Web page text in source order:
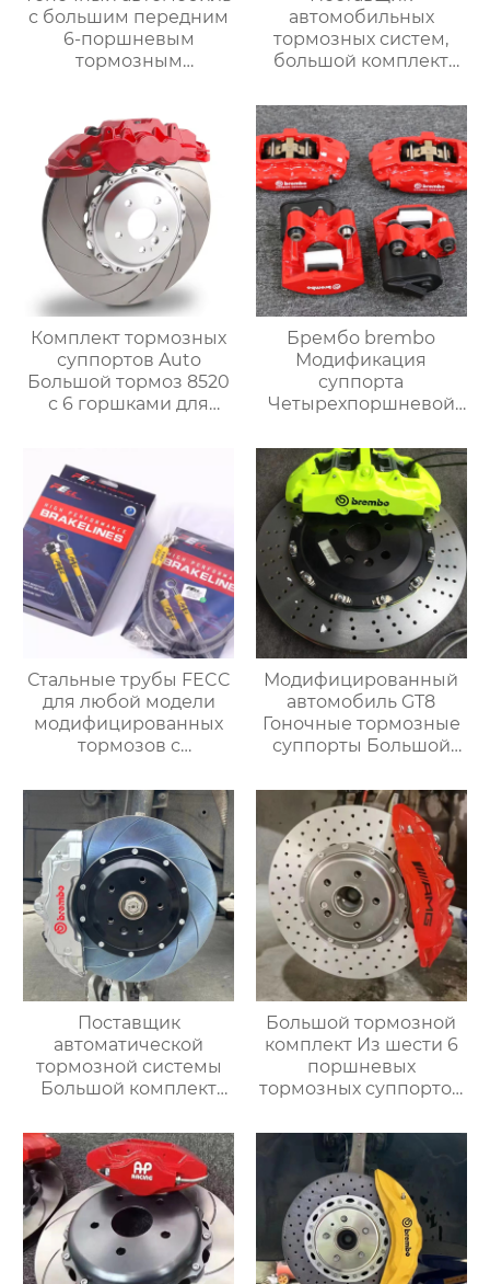
с большим передним
6-поршневым
тормозным
для Mercedes-Benz
GLE w166 w167 S450
S350 S600
автомобильных
тормозных систем,
большой комплект
задний тормозной
суппорт gt4 4pot,
подходит для Toyota,
Audi, Honda,
Volkswagen, Infiniti
Комплект тормозных
суппортов Auto
Большой тормоз 8520
с 6 горшками для
W212 W221 W220
W2222 W205 A-B-C
класса 1998-2022
Брембо brembo
Модификация
суппорта
Четырехпоршневой
колесо может быть
модифицировано
двойными
суппортами
электромеханический
суппорт
Стальные трубы FECC
для любой модели
модифицированных
тормозов с
трубок, модернизация
для повышения
эффективности
торможения
Модифицированный
автомобиль GT8
Гоночные тормозные
суппорты Большой
8-дюймовым
тормозным
суппортом для дисков
19 дюймов
Поставщик
автоматической
тормозной системы
Большой комплект
18Z с 6-дюймовым
передним и задним
тормозным
суппортом для Toyota
audi Honda VW Infiniti
Большой тормозной
комплект Из шести 6
поршневых
тормозных суппортов
поршневой
модифицированный
гоночный тормозной
суппорт C63